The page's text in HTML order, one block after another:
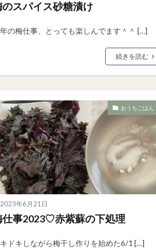
のスパイス砂糖漬け
の梅仕事、とっても楽しんでます＾＾ […]
続きを読む
おうちごはん
2023年6月21日
仕事2023♡赤紫蘇の下処理
キドキしながら梅干し作りを始めた6/1 […]